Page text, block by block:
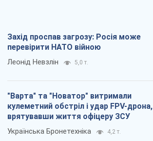
Захід проспав загрозу: Росія може
перевірити НАТО війною
Леонід Невзлін 5,0 т.
"Варта" та "Новатор" витримали
кулеметний обстріл і удар FPV-дрона,
врятувавши життя офіцеру ЗСУ
Українська Бронетехніка 4,2 т.